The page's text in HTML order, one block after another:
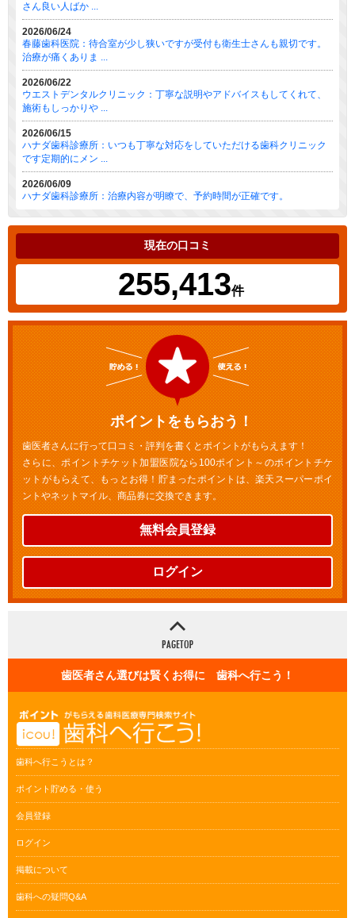
さん良い人ばか ...
2026/06/24
春藤歯科医院：待合室が少し狭いですが受付も衛生士さんも親切です。
治療が痛くありま ...
2026/06/22
ウエストデンタルクリニック：丁寧な説明やアドバイスもしてくれて、
施術もしっかりや ...
2026/06/15
ハナダ歯科診療所：いつも丁寧な対応をしていただける歯科クリニック
です定期的にメン ...
2026/06/09
ハナダ歯科診療所：治療内容が明瞭で、予約時間が正確です。
現在の口コミ
255,413件
ポイントをもらおう！
歯医者さんに行って口コミ・評判を書くとポイントがもらえます！
さらに、ポイントチケット加盟医院なら100ポイント～のポイントチケ
ットがもらえて、もっとお得！貯まったポイントは、楽天スーパーポイ
ントやネットマイル、商品券に交換できます。
無料会員登録
ログイン
歯医者さん選びは賢くお得に 歯科へ行こう！
歯科へ行こうとは？
ポイント貯める・使う
会員登録
ログイン
掲載について
歯科への疑問Q&A